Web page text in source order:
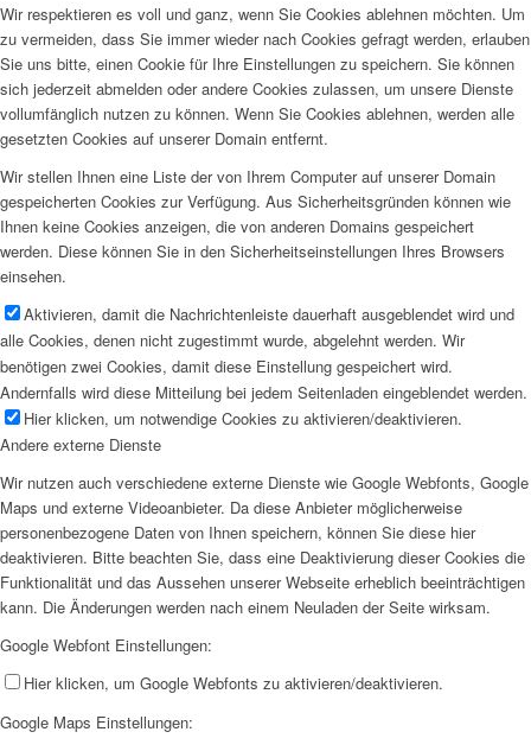
Wir respektieren es voll und ganz, wenn Sie Cookies ablehnen möchten. Um
zu vermeiden, dass Sie immer wieder nach Cookies gefragt werden, erlauben
Sie uns bitte, einen Cookie für Ihre Einstellungen zu speichern. Sie können
sich jederzeit abmelden oder andere Cookies zulassen, um unsere Dienste
vollumfänglich nutzen zu können. Wenn Sie Cookies ablehnen, werden alle
gesetzten Cookies auf unserer Domain entfernt.
Wir stellen Ihnen eine Liste der von Ihrem Computer auf unserer Domain
gespeicherten Cookies zur Verfügung. Aus Sicherheitsgründen können wie
Ihnen keine Cookies anzeigen, die von anderen Domains gespeichert
werden. Diese können Sie in den Sicherheitseinstellungen Ihres Browsers
einsehen.
Aktivieren, damit die Nachrichtenleiste dauerhaft ausgeblendet wird und
alle Cookies, denen nicht zugestimmt wurde, abgelehnt werden. Wir
benötigen zwei Cookies, damit diese Einstellung gespeichert wird.
Andernfalls wird diese Mitteilung bei jedem Seitenladen eingeblendet werden.
Hier klicken, um notwendige Cookies zu aktivieren/deaktivieren.
Andere externe Dienste
Wir nutzen auch verschiedene externe Dienste wie Google Webfonts, Google
Maps und externe Videoanbieter. Da diese Anbieter möglicherweise
personenbezogene Daten von Ihnen speichern, können Sie diese hier
deaktivieren. Bitte beachten Sie, dass eine Deaktivierung dieser Cookies die
Funktionalität und das Aussehen unserer Webseite erheblich beeinträchtigen
kann. Die Änderungen werden nach einem Neuladen der Seite wirksam.
Google Webfont Einstellungen:
Hier klicken, um Google Webfonts zu aktivieren/deaktivieren.
Google Maps Einstellungen: